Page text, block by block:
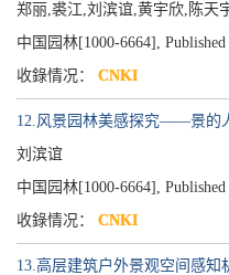
郑丽,裘江,刘滨谊,黄宇欣,陈天
中国园林[1000-6664], Published
收錄情况： CNKI
12.风景园林美感探究——景的
刘滨谊
中国园林[1000-6664], Published
收錄情况： CNKI
13.高层建筑户外景观空间感知